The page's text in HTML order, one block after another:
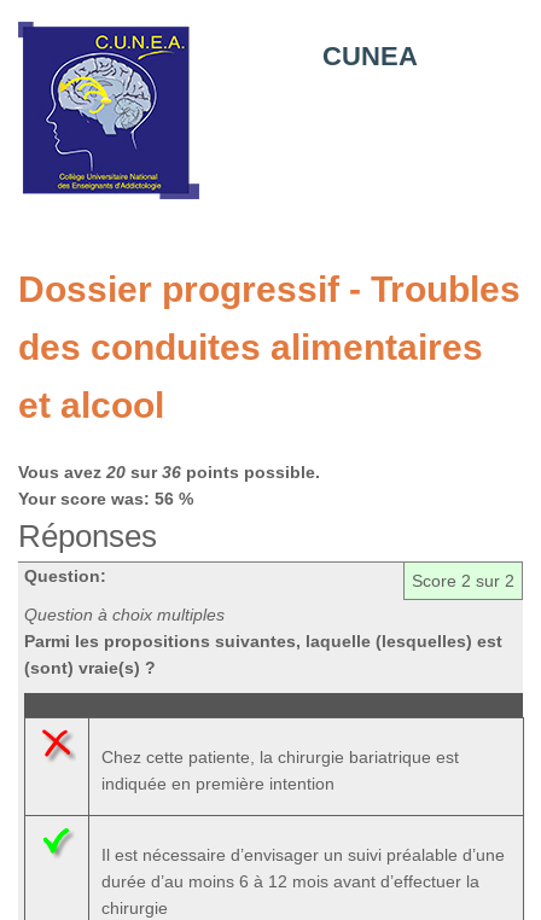
CUNEA
Dossier progressif - Troubles
des conduites alimentaires
et alcool
Vous avez 20 sur36 points possible.
Your score was: 56 %
Réponses
Score 2 sur 2
Question:
Question à choix multiples
Parmi les propositions suivantes, laquelle (lesquelles) est
(sont) vraie(s) ?
Chez cette patiente, la chirurgie bariatrique est
indiquée en première intention
Il est nécessaire d’envisager un suivi préalable d’une
durée d’au moins 6 à 12 mois avant d’effectuer la
chirurgie